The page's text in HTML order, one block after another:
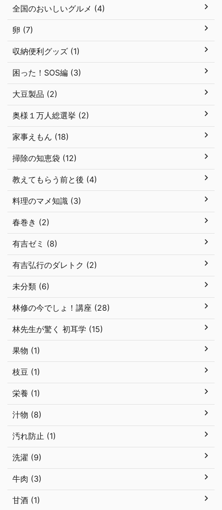
全国のおいしいグルメ (4)
卵 (7)
収納便利グッズ (1)
困った！SOS編 (3)
大豆製品 (2)
奥様１万人総選挙 (2)
家事えもん (18)
掃除の知恵袋 (12)
教えてもらう前と後 (4)
料理のマメ知識 (3)
春巻き (2)
有吉ゼミ (8)
有吉弘行のダレトク (2)
未分類 (6)
林修の今でしょ！講座 (28)
林先生が驚く 初耳学 (15)
果物 (1)
枝豆 (1)
栄養 (1)
汁物 (8)
汚れ防止 (1)
洗濯 (9)
牛肉 (3)
甘酒 (1)